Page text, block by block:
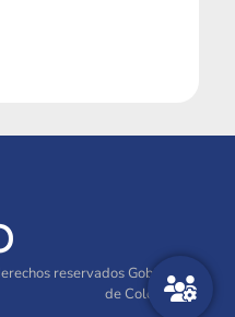
reservados Gobierno
de Colombia